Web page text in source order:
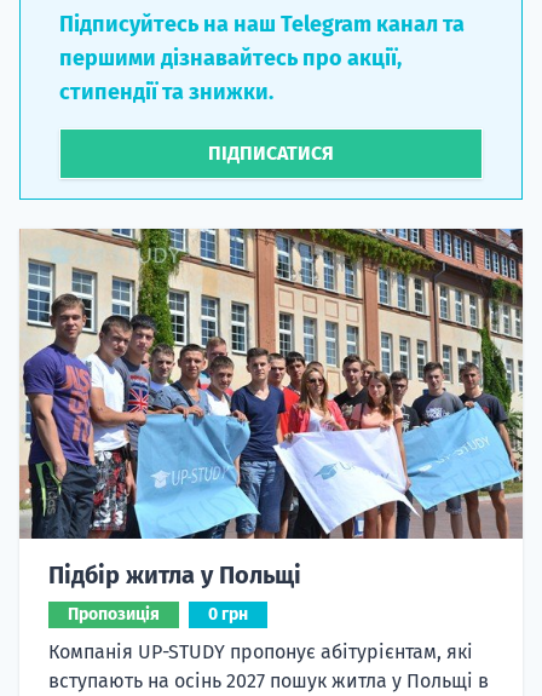
Підписуйтесь на наш Telegram канал та
першими дізнавайтесь про акції,
стипендії та знижки.
ПІДПИСАТИСЯ
Підбір житла у Польщі
Пропозиція 0 грн
Компанія UP-STUDY пропонує абітурієнтам, які
вступають на осінь 2027 пошук житла у Польщі в